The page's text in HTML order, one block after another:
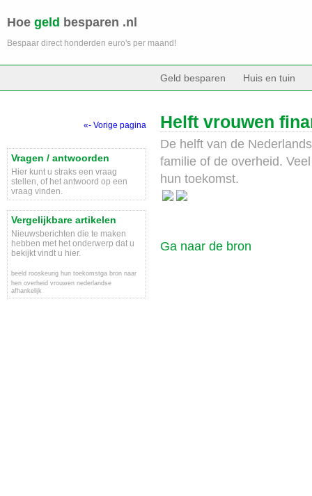
Hoe geld besparen .nl
Bespaar direct honderden euro's per maand!
Geld besparen Huis en tuin
«- Vorige pagina
Vragen / antwoorden
Hier kunt u straks een vraag
stellen, of het antwoord op een
vraag vinden.
Vergelijkbare artikelen
Nieuwsberichten die te maken
hebben met het onderwerp dat u
bekijkt vindt u hier.
beeld rooskeurig hun toekomstga bron naar
hen overheid vrouwen nederlandse
afhankelijk
Helft vrouwen
De helft van de
familie of de overheid.
hun toekomst.
Ga naar de bron